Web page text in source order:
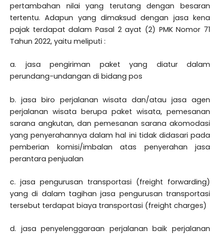
pertambahan nilai yang terutang dengan besaran
tertentu. Adapun yang dimaksud dengan jasa kena
pajak terdapat dalam Pasal 2 ayat (2) PMK Nomor 71
Tahun 2022, yaitu meliputi :
a. jasa pengiriman paket yang diatur dalam
perundang-undangan di bidang pos
b. jasa biro perjalanan wisata dan/atau jasa agen
perjalanan wisata berupa paket wisata, pemesanan
sarana angkutan, dan pemesanan sarana akomodasi
yang penyerahannya dalam hal ini tidak didasari pada
pemberian komisi/imbalan atas penyerahan jasa
perantara penjualan
c. jasa pengurusan transportasi (freight forwarding)
yang di dalam tagihan jasa pengurusan transportasi
tersebut terdapat biaya transportasi (freight charges)
d. jasa penyelenggaraan perjalanan baik perjalanan